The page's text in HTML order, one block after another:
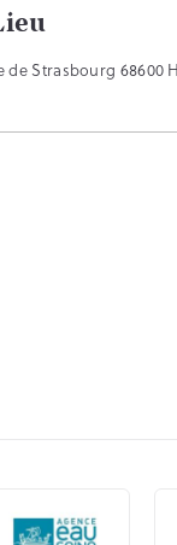
de Strasbourg 68600